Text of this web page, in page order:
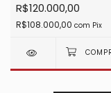
R$120.000,00
R$108.000,00 com Pix